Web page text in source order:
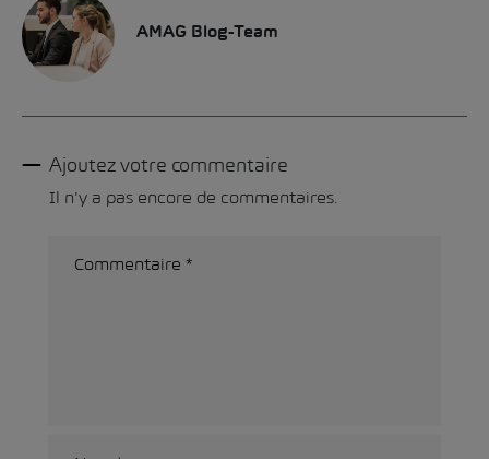
AMAG Blog-Team
Ajoutez votre commentaire
Il n'y a pas encore de commentaires.